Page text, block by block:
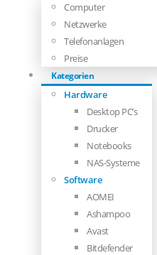
Computer
Netzwerke
Telefonanlagen
Preise
Kategorien
Hardware
Desktop PC’s
Drucker
Notebooks
NAS-Systeme
Software
AOMEI
Ashampoo
Avast
Bitdefender